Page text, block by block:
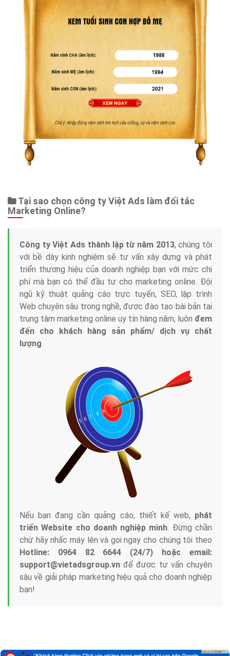
Tại sao chọn công ty Việt Ads làm đối tác
Marketing Online?
Công ty Việt Ads thành lập từ năm 2013, chúng tôi
với bề dày kinh nghiệm sẽ tư vấn xây dựng và phát
triển thương hiệu của doanh nghiệp bạn với mức chi
phí mà bạn có thể đầu tư cho marketing online. Đội
ngũ kỹ thuật quảng cáo trực tuyến, SEO, lập trình
Web chuyên sâu trong nghề, được đào tạo bài bản tại
trung tâm marketing online uy tín hàng năm, luôn đem
đến cho khách hàng sản phẩm/ dịch vụ chất
lượng.
Nếu bạn đang cần quảng cáo, thiết kế web, phát
triển Website cho doanh nghiệp mình. Đừng chần
chừ hãy nhấc máy lên và gọi ngay cho chúng tôi theo
Hotline: 0964 82 6644 (24/7) hoặc email:
support@vietadsgroup.vn để được tư vấn chuyên
sâu về giải pháp marketing hiệu quả cho doanh nghiệp
bạn!